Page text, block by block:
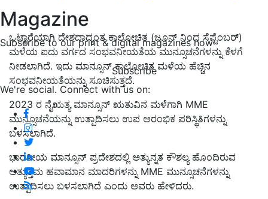
Magazine
Subscribe to our print & digital magazines now
Subscribe
We're social. Connect with us on:
ಒಟ್ಟಾರೆಯಾಗಿ ದೇಶದಾದ್ಯಂತ ಕಾಲೋಚಿತ (ಜೂನ್ ನಿಂದ ಸೆಪ್ಟೆಂಬರ್)
ಮಳೆಯ ಐದು ವರ್ಗದ ಸಂಭವನೀಯತೆಯ ಮುನ್ಸೂಚನೆಗಳನ್ನು ಕೆಳಗೆ
ನೀಡಲಾಗಿದೆ. ಇದು ಮಾನ್ಸೂನ್ ಕಾಲೋಚಿತ ಮಳೆಯ ಹೆಚ್ಚಿನ
ಸಂಭವನೀಯತೆಯನ್ನು ಸೂಚಿಸುತ್ತದೆ.
2023 ರ ನೈಋತ್ಯ ಮಾನ್ಸೂನ್ ಋತುವಿನ ಮಳೆಗಾಗಿ MME
ಮುನ್ಸೂಚನೆಯನ್ನು ಉತ್ಪಾದಿಸಲು ಉಪ ಆರಂಭಿಕ ಪರಿಸ್ಥಿತಿಗಳನ್ನು
ಬಳಸಲಾಗಿದೆ.
ಭಾರತೀಯ ಮಾನ್ಸೂನ್ ಪ್ರದೇಶದಲ್ಲಿ ಅತ್ಯುನ್ನತ ಕೌಶಲ್ಯ ಹೊಂದಿರುವ
ಅತ್ಯುತ್ತಮ ಹವಾಮಾನ ಮಾದರಿಗಳನ್ನು MME ಮುನ್ಸೂಚನೆಗಳನ್ನು
ಉತ್ಪಾದಿಸಲು ಬಳಸಲಾಗಿದೆ ಎಂದು ಅವರು ಹೇಳಿದರು.